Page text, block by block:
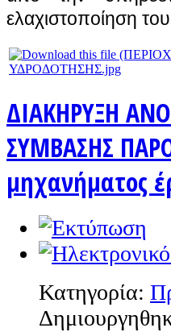
ελαχιστοποίηση
ΥΔΡΟΔΟΤΗΣΗΣ.jpg
ΔΙΑΚΗΡΥΞΗ
ΣΥΜΒΑΣΗΣ
μηχανήματος
Κατηγορία: